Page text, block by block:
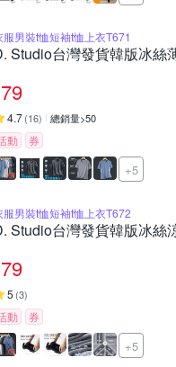
服男裝t恤短袖t恤上衣T671
Studio台灣發貨韓版冰絲
79
4.7(16) 總銷量>50
動 券
+5
服男裝t恤短袖t恤上衣T672
Studio台灣發貨韓版冰絲
79
5 (3)
動 券
+5